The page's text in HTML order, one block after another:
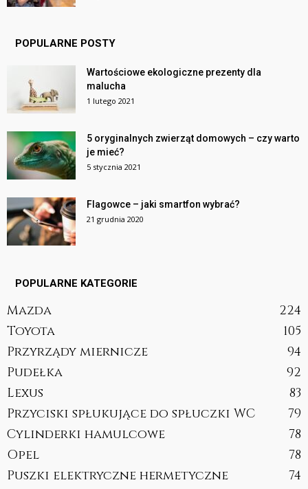
POPULARNE POSTY
Wartościowe ekologiczne prezenty dla
malucha
1 lutego 2021
5 oryginalnych zwierząt domowych – czy warto
je mieć?
5 stycznia 2021
Flagowce – jaki smartfon wybrać?
21 grudnia 2020
POPULARNE KATEGORIE
Mazda
224
Toyota
105
Przyrządy miernicze
94
Pudełka
92
Lexus
83
Przyciski spłukujące do spłuczki WC
79
Cylinderki hamulcowe
78
Opel
78
Puszki elektryczne hermetyczne
74